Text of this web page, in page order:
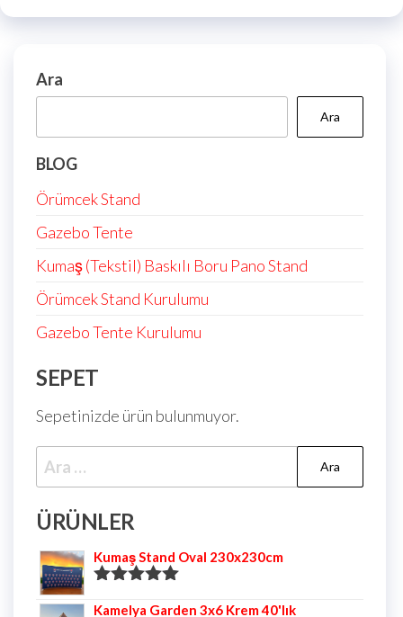
Ara
Ara
BLOG
Örümcek Stand
Gazebo Tente
Kumaş (Tekstil) Baskılı Boru Pano Stand
Örümcek Stand Kurulumu
Gazebo Tente Kurulumu
SEPET
Sepetinizde ürün bulunmuyor.
ÜRÜNLER
Kumaş Stand Oval 230x230cm
5.00oy aldı
Kamelya Garden 3x6 Krem 40'lık